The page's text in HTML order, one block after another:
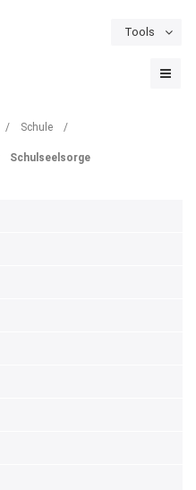
Tools
/ Schule /
Schulseelsorge